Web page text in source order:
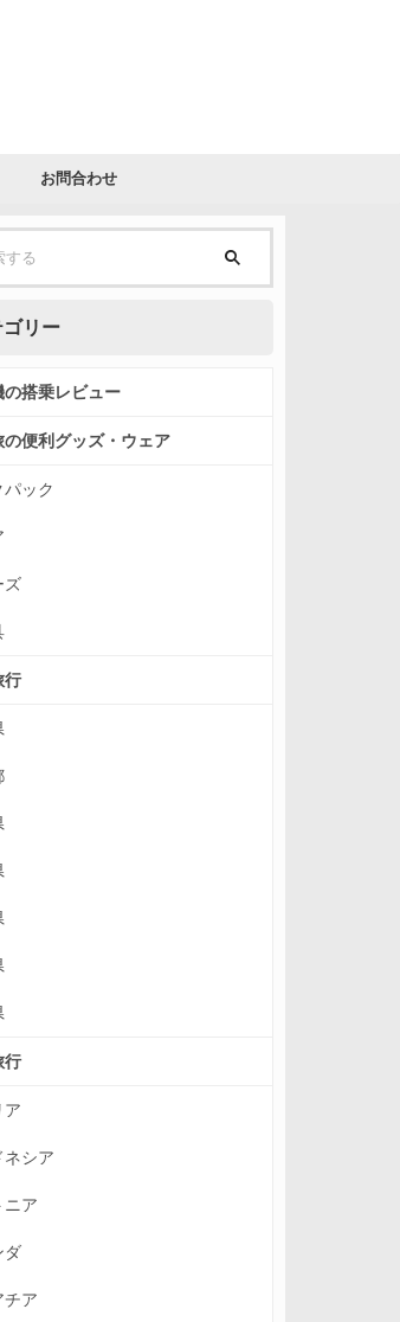
お問合わせ
ゴリー
の搭乗レビュー
の便利グッズ・ウェア
ック
ズ
行
行
ア
ネシア
ニア
ダ
チア